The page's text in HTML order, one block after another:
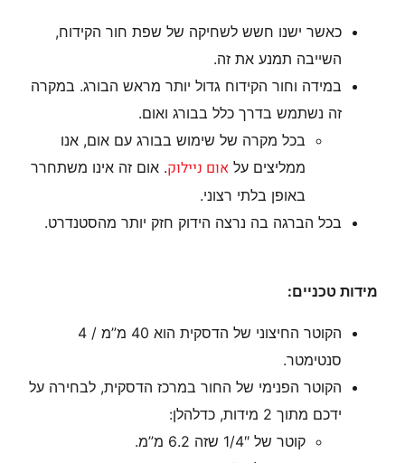
כאשר ישנו חשש לשחיקה של שפת חור הקידוח,
השייבה תמנע את זה.
במידה וחור הקידוח גדול יותר מראש הבורג. במקרה
זה נשתמש בדרך כלל בבורג ואום.
בכל מקרה של שימוש בבורג עם אום, אנו
ממליצים על אום ניילוק. אום זה אינו משתחרר
באופן בלתי רצוני.
בכל הברגה בה נרצה הידוק חזק יותר מהסטנדרט.
מידות טכניים:
הקוטר החיצוני של הדסקית הוא 40 מ”מ / 4
סנטימטר.
הקוטר הפנימי של החור במרכז הדסקית, לבחירה על
ידכם מתוך 2 מידות, כדלהלן:
קוטר של 1/4″ שזה 6.2 מ”מ.